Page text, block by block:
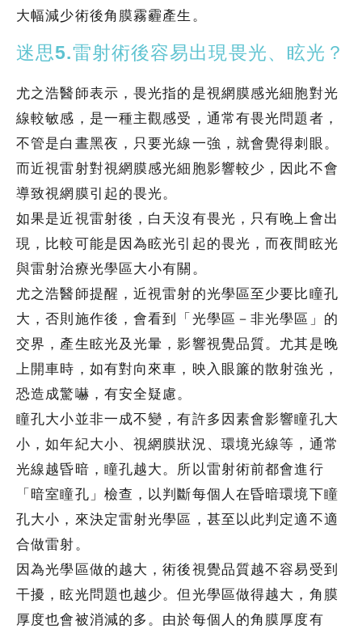
大幅減少術後角膜霧霾產生。
迷思5.雷射術後容易出現畏光、眩光？
尤之浩醫師表示，畏光指的是視網膜感光細胞對光
線較敏感，是一種主觀感受，通常有畏光問題者，
不管是白晝黑夜，只要光線一強，就會覺得刺眼。
而近視雷射對視網膜感光細胞影響較少，因此不會
導致視網膜引起的畏光。
如果是近視雷射後，白天沒有畏光，只有晚上會出
現，比較可能是因為眩光引起的畏光，而夜間眩光
與雷射治療光學區大小有關。
尤之浩醫師提醒，近視雷射的光學區至少要比瞳孔
大，否則施作後，會看到「光學區－非光學區」的
交界，產生眩光及光暈，影響視覺品質。尤其是晚
上開車時，如有對向來車，映入眼簾的散射強光，
恐造成驚嚇，有安全疑慮。
瞳孔大小並非一成不變，有許多因素會影響瞳孔大
小，如年紀大小、視網膜狀況、環境光線等，通常
光線越昏暗，瞳孔越大。所以雷射術前都會進行
「暗室瞳孔」檢查，以判斷每個人在昏暗環境下瞳
孔大小，來決定雷射光學區，甚至以此判定適不適
合做雷射。
因為光學區做的越大，術後視覺品質越不容易受到
干擾，眩光問題也越少。但光學區做得越大，角膜
厚度也會被消減的多。由於每個人的角膜厚度有